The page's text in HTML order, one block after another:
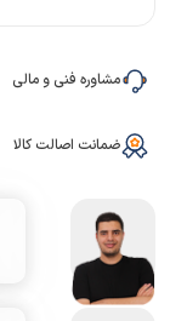
مشاوره فنی و مالی
ضمانت اصالت کالا